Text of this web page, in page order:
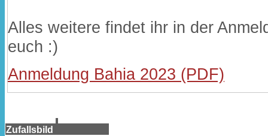
Alles weitere findet ihr in der
euch :)
Anmeldung Bahia 2023 (PDF)
Zufallsbild